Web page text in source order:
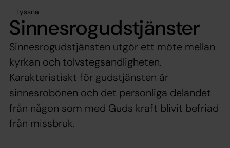
Lyssna
Sinnesrogudstjänster
Sinnesrogudstjänsten utgör ett möte mellan
kyrkan och tolvstegsandligheten.
Karakteristiskt för gudstjänsten är
sinnesrobönen och det personliga delandet
från någon som med Guds kraft blivit befriad
från missbruk.